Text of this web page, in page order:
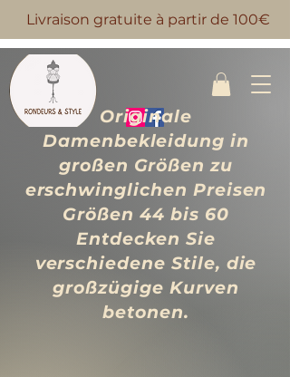
Livraison gratuite à partir de 100€
Originale
Damenbekleidung in
großen Größen zu
erschwinglichen Preisen
Größen 44 bis 60
Entdecken Sie
verschiedene Stile, die
großzügige Kurven
betonen.